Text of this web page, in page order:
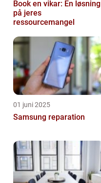
Book en vikar: En løsning
på jeres
ressourcemangel
01 juni 2025
Samsung reparation